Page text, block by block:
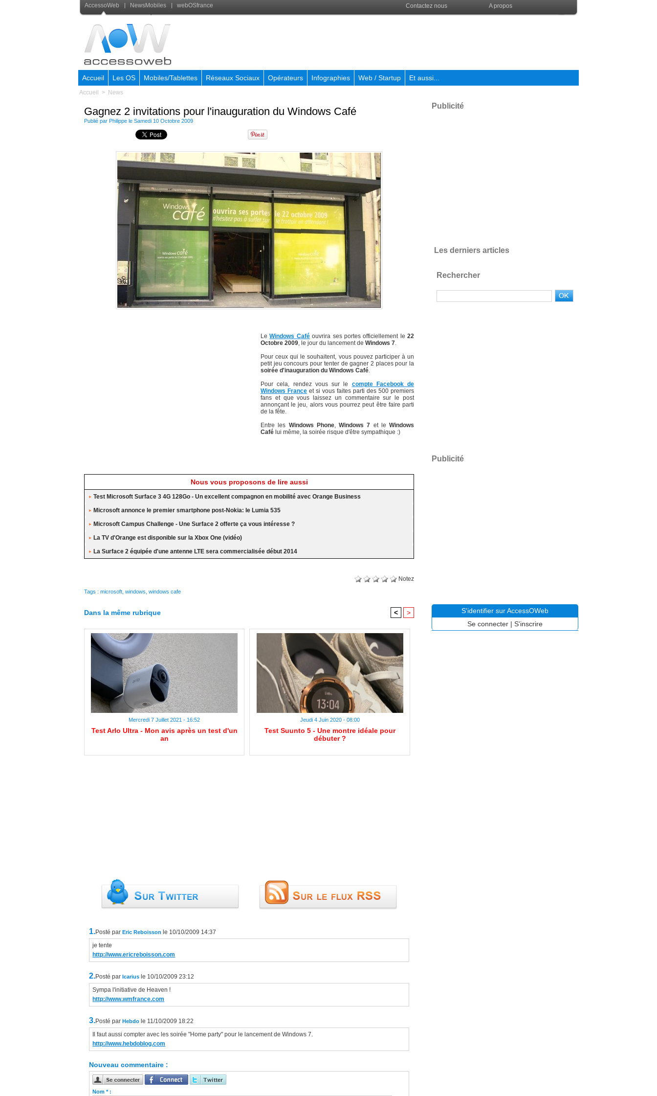
AccessoWeb NewsMobiles webOSfrance Contactez nous A propos
Accueil Les OS Mobiles/Tablettes Réseaux Sociaux Opérateurs Infographies Web / Startup Et aussi...
Accueil > News
Gagnez 2 invitations pour l'inauguration du Windows Café
Publié par Philippe le Samedi 10 Octobre 2009
LeWindows Caféouvrira ses portes officiellement le 22
Octobre 2009, le jour du lancement de Windows 7.
Pour ceux qui le souhaitent, vous pouvez participer à un
petit jeu concours pour tenter de gagner 2 places pour la
soirée d'inauguration du Windows Café.
Pour cela, rendez vous sur le compte Facebook de
Windows France et si vous faites parti des 500 premiers
fans et que vous laissez un commentaire sur le post
annonçant le jeu, alors vous pourrez peut être faire parti
de la fête.
Entre les Windows Phone, Windows 7 et le Windows
Café lui même, la soirée risque d'être sympathique :)
Nous vous proposons de lire aussi
Test Microsoft Surface 3 4G 128Go - Un excellent compagnon en mobilité avec Orange Business
Microsoft annonce le premier smartphone post-Nokia: le Lumia 535
Microsoft Campus Challenge - Une Surface 2 offerte ça vous intéresse ?
La TV d'Orange est disponible sur la Xbox One (vidéo)
La Surface 2 équipée d'une antenne LTE sera commercialisée début 2014
Notez
Tags : microsoft windows windows cafe
Dans la même rubrique < >
Mercredi 7 Juillet 2021 - 16:52
Test Arlo Ultra - Mon avis après un test d'un
an
Jeudi 4 Juin 2020 - 08:00
Test Suunto 5 - Une montre idéale pour
débuter ?
1.Posté par Eric Reboisson le 10/10/2009 14:37
je tente
http://www.ericreboisson.com
2.Posté par Icarius le 10/10/2009 23:12
Sympa l'initiative de Heaven !
http://www.wmfrance.com
3.Posté par Hebdo le 11/10/2009 18:22
Il faut aussi compter avec les soirée "Home party" pour le lancement de Windows 7.
http://www.hebdoblog.com
Nouveau commentaire :
Nom * :
Publicité
Les derniers articles
Rechercher
Publicité
S'identifier sur AccessOWeb
Se connecter | S'inscrire